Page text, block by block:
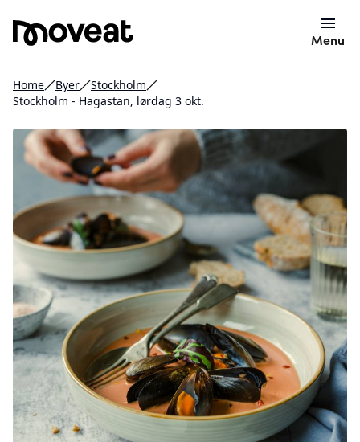
Menu
Home Byer
Stockholm
Stockholm - Hagastan, lørdag 3 okt.